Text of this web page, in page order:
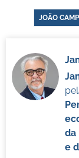
JOÃO
da
e